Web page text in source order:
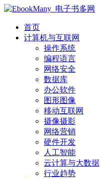
首页
计算机与互联网
操作系统
编程语言
网络安全
数据库
办公软件
图形图像
移动互联网
摄像摄影
网络营销
硬件开发
人工智能
云计算与大数据
行业趋势